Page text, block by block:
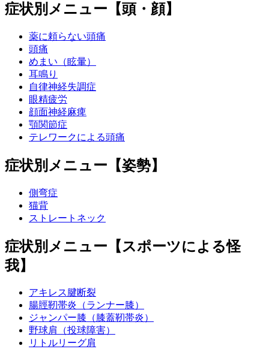
症状別メニュー【頭・顔】
薬に頼らない頭痛
頭痛
めまい（眩暈）
耳鳴り
自律神経失調症
眼精疲労
顔面神経麻痺
顎関節症
テレワークによる頭痛
症状別メニュー【姿勢】
側弯症
猫背
ストレートネック
症状別メニュー【スポーツによる怪
我】
アキレス腱断裂
腸脛靭帯炎（ランナー膝）
ジャンパー膝（膝蓋靭帯炎）
野球肩（投球障害）
リトルリーグ肩